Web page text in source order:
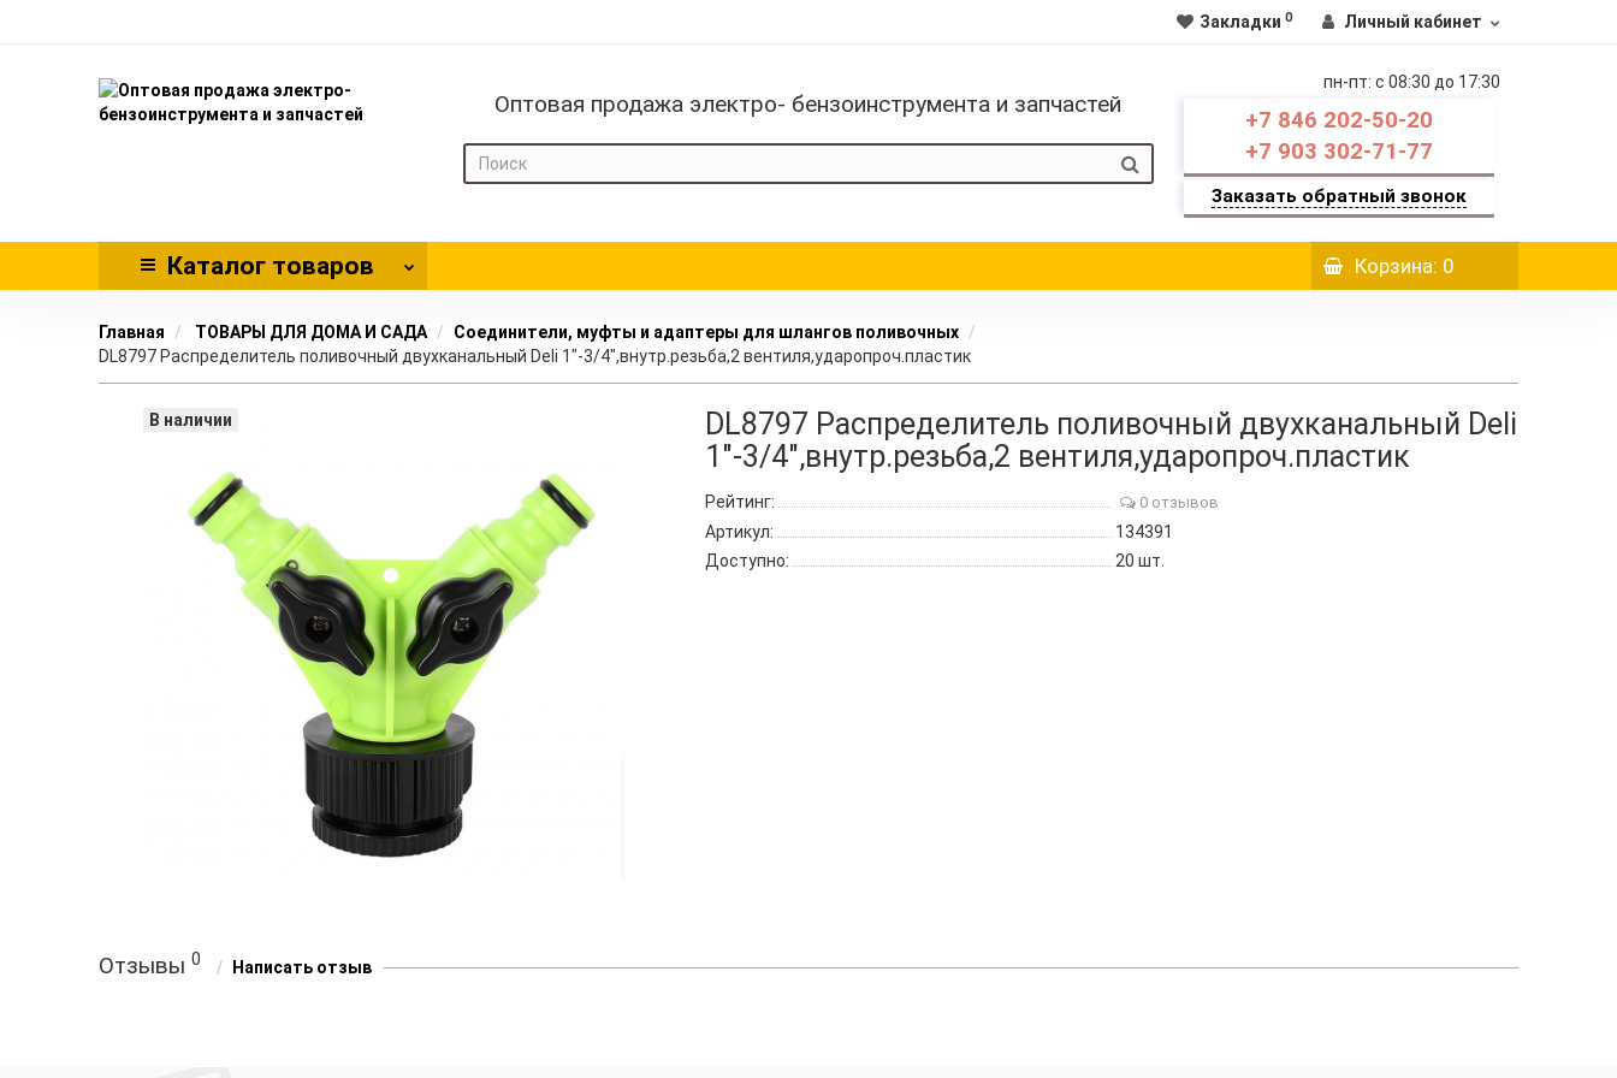
Закладки 0 Личный кабинет
Оптовая продажа электро- бензоинструмента и запчастей
пн-пт: c 08:30 до 17:30
+7 846 202-50-20
+7 903 302-71-77
Заказать обратный звонок
Каталогтоваров Корзина: 0
Главная ТОВАРЫ ДЛЯ ДОМА И САДА
Соединители, муфты и адаптеры для шлангов поливочных
DL8797 Распределитель поливочный двухканальный Deli 1"-3/4",внутр.резьба,2 вентиля,ударопроч.пластик
В наличии
DL8797 Распределитель поливочный двухканальный Deli
1"-3/4",внутр.резьба,2 вентиля,ударопроч.пластик
Рейтинг: 0 отзывов
Артикул:
134391
Доступно:
20 шт.
Отзывы0 Написать отзыв